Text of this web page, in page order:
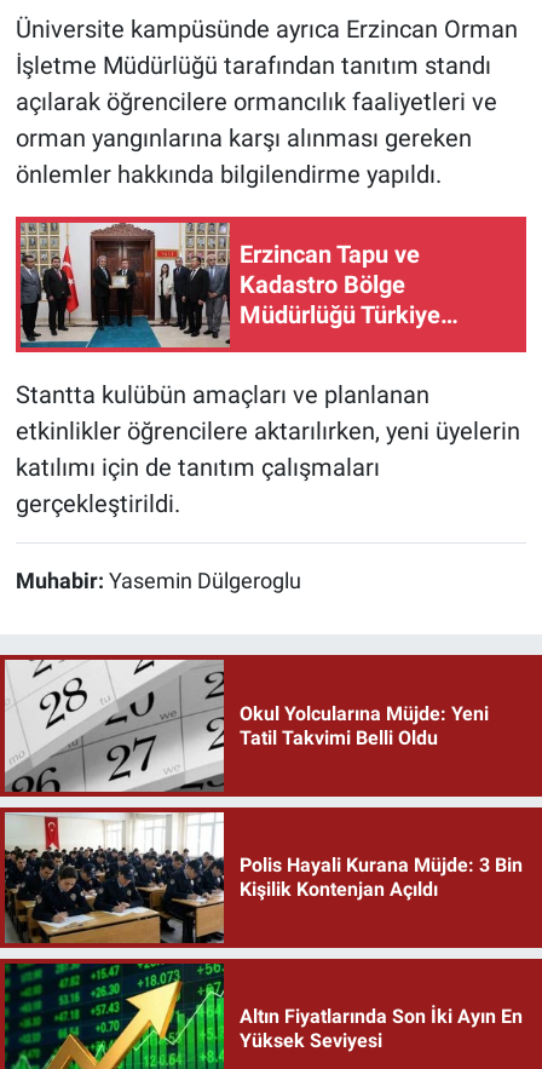
Üniversite kampüsünde ayrıca Erzincan Orman
İşletme Müdürlüğü tarafından tanıtım standı
açılarak öğrencilere ormancılık faaliyetleri ve
orman yangınlarına karşı alınması gereken
önlemler hakkında bilgilendirme yapıldı.
Erzincan Tapu ve
Kadastro Bölge
Müdürlüğü Türkiye
Birincisi Oldu
Stantta kulübün amaçları ve planlanan
etkinlikler öğrencilere aktarılırken, yeni üyelerin
katılımı için de tanıtım çalışmaları
gerçekleştirildi.
Muhabir: Yasemin Dülgeroglu
Okul Yolcularına Müjde: Yeni
Tatil Takvimi Belli Oldu
Polis Hayali Kurana Müjde: 3 Bin
Kişilik Kontenjan Açıldı
Altın Fiyatlarında Son İki Ayın En
Yüksek Seviyesi